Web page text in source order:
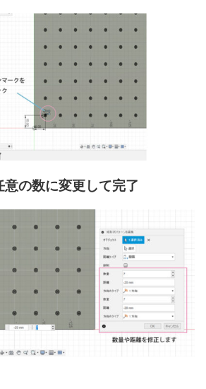
の数に変更して完了